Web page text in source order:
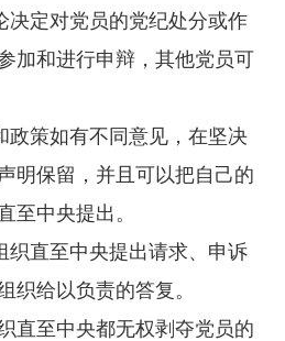
决定对党员的党纪处分或作
加和进行申辩，其他党员可
政策如有不同意见，在坚决
明保留，并且可以把自己的
至中央提出。
织直至中央提出请求、申诉
织给以负责的答复。
直至中央都无权剥夺党员的